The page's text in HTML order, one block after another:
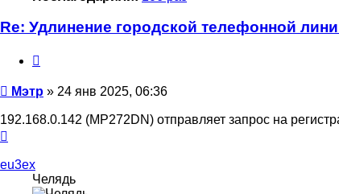
Re: Удлинение городской телефонной
Сообщение
Мэтр » 24 янв 2025, 06:36
192.168.0.142 (MP272DN) отправляет запрос на
началу
eu3ex
Челядь